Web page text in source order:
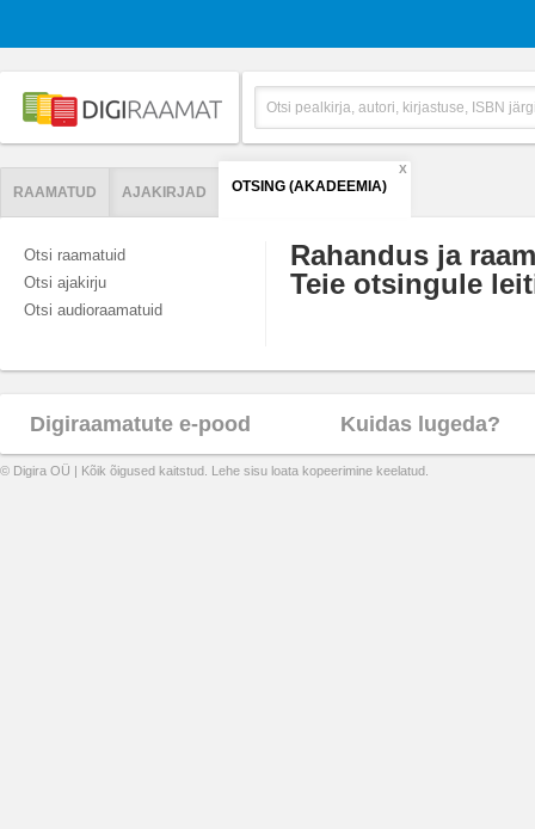
RAAMATUD AJAKIRJAD OTSING (AKADEEMIA)
X
Otsi raamatuid
Otsi ajakirju
Otsi audioraamatuid
Rahandus ja
Teie otsingule
Digiraamatute e-pood Kuidas lugeda?
© Digira OÜ | Kõik õigused kaitstud. Lehe sisu loata kopeerimine keelatud.